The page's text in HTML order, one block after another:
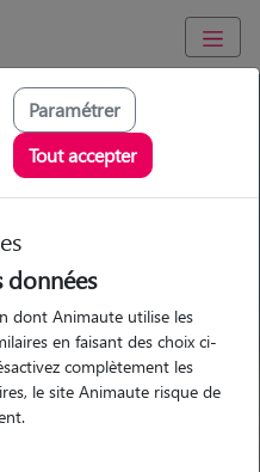
chien et chat en famille ou
promenades
animaux à
à Arcueil
Paramétrer
Tout accepter
données
dont Animaute utilise les
en faisant des choix ci-
complètement les
le site Animaute risque de